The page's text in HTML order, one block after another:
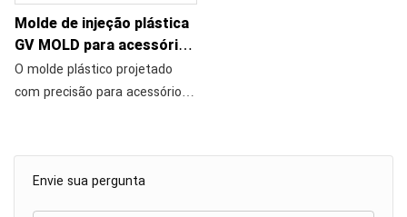
Envie sua pergunta
Molde de injeção plástica
GV MOLD para acessórios
de microfone
O molde plástico projetado
com precisão para acessórios
injeção, permitindo a produção
em massa de várias peças
plásticas essenciais para